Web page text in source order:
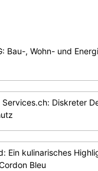
Bau-, Wohn- und
Diskreter
Ein kulinarisches
Bleu